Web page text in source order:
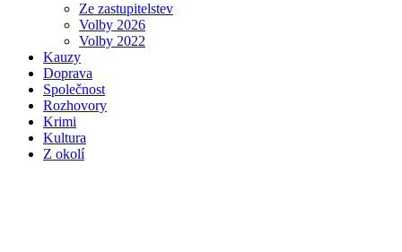
Ze zastupitelstev
Volby 2026
Volby 2022
Kauzy
Doprava
Společnost
Rozhovory
Krimi
Kultura
Z okolí